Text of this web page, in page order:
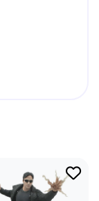
свою
шиноби.